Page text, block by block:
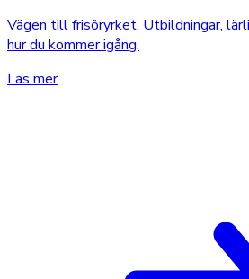
Vägen till frisöryrket. Utbildningar,
hur du kommer igång.
Läs mer